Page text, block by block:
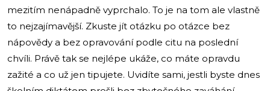
mezitím nenápadně vyprchalo. To je na tom ale vlastně
to nejzajímavější. Zkuste jít otázku po otázce bez
nápovědy a bez opravování podle citu na poslední
chvíli. Právě tak se nejlépe ukáže, co máte opravdu
zažité a co už jen tipujete. Uvidíte sami, jestli byste dnes